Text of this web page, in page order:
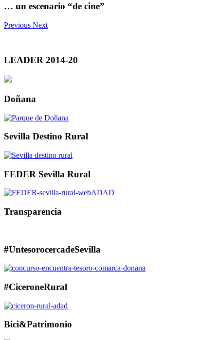
… un escenario “de cine”
Previous Next
LEADER 2014-20
Doñana
Sevilla Destino Rural
FEDER Sevilla Rural
Transparencia
#UntesorocercadeSevilla
#CiceroneRural
Bici&Patrimonio